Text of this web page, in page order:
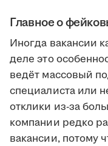
Главное о
Иногда вакансии
деле это
ведёт массовый
специалиста или
отклики из-за
компании редко
вакансии, потому